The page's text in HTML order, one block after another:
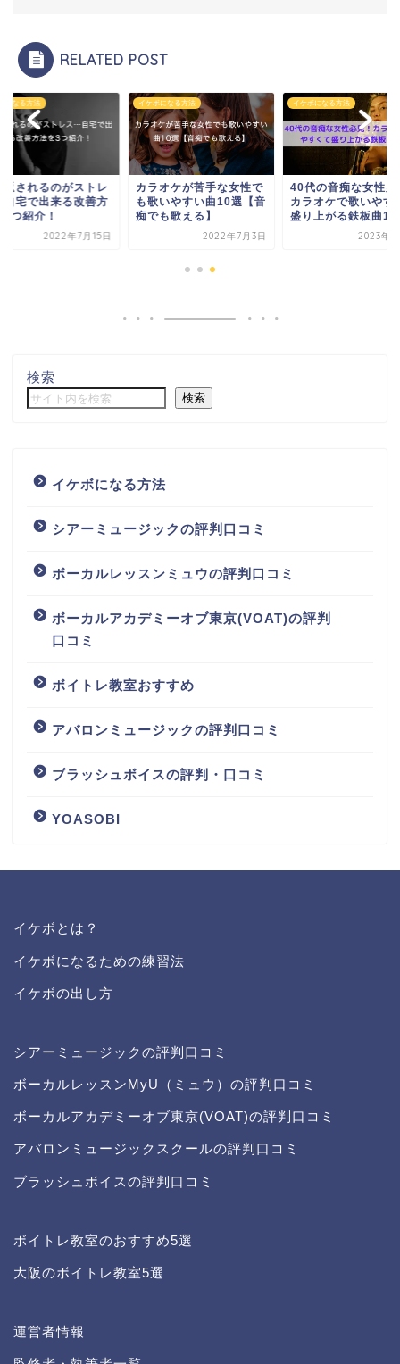
RELATED POST
になる方法
返されるのがストレ
宅で出来る改善方
3つ紹介！
2022年7月15日
イケボになる方法
カラオケが苦手な女性で
も歌いやすい曲10選【音
痴でも歌える】
2022年7月3日
イケボになる方法
40代の音痴な女性必
カラオケで歌いやす
盛り上がる鉄板曲
2023年5
検索
検索
イケボになる方法
シアーミュージックの評判口コミ
ボーカルレッスンミュウの評判口コミ
ボーカルアカデミーオブ東京(VOAT)の評判
口コミ
ボイトレ教室おすすめ
アバロンミュージックの評判口コミ
ブラッシュボイスの評判・口コミ
YOASOBI
イケボとは？
イケボになるための練習法
イケボの出し方
シアーミュージックの評判口コミ
ボーカルレッスンMyU（ミュウ）の評判口コミ
ボーカルアカデミーオブ東京(VOAT)の評判口コミ
アバロンミュージックスクールの評判口コミ
ブラッシュボイスの評判口コミ
ボイトレ教室のおすすめ5選
大阪のボイトレ教室5選
運営者情報